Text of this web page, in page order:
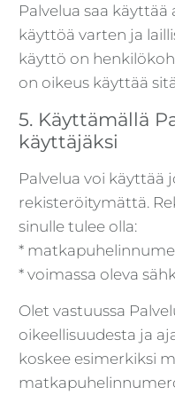
Palvelua saa
käyttöä varten ja
käyttö on
on oikeus käyttää
5. Käyttämällä
käyttäjäksi
Palvelua voi käyttää
rekisteröitymättä.
sinulle tulee olla:
*
* voimassa oleva
Olet vastuussa
oikeellisuudesta ja
koskee esimerkiksi